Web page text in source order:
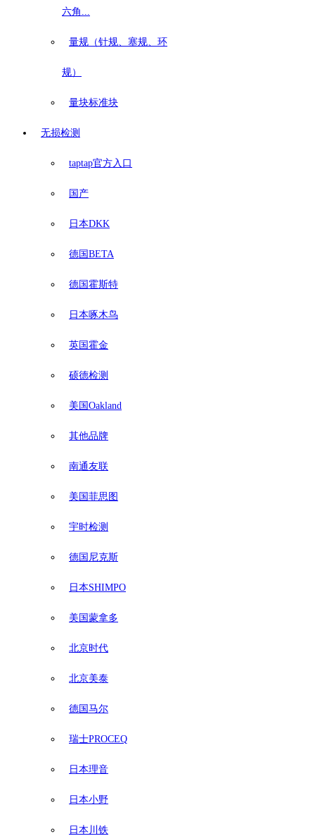
六角...
量规（针规、塞规、环
规）
量块标准块
无损检测
taptap官方入口
国产
日本DKK
德国BETA
德国霍斯特
日本啄木鸟
英国霍金
硕德检测
美国Oakland
其他品牌
南通友联
美国菲思图
宇时检测
德国尼克斯
日本SHIMPO
美国蒙拿多
北京时代
北京美泰
德国马尔
瑞士PROCEQ
日本理音
日本小野
日本川铁